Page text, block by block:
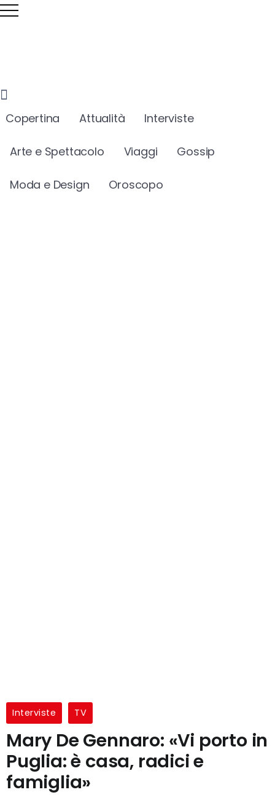
Copertina Attualità Interviste
Arte e Spettacolo Viaggi Gossip
Moda e Design Oroscopo
Interviste TV
Mary De Gennaro: «Vi porto in
Puglia: è casa, radici e
famiglia»